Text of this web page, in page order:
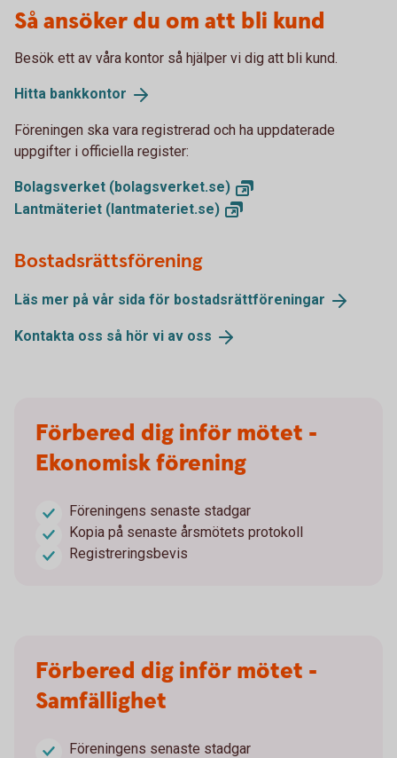
Så ansöker du om att bli kund
Besök ett av våra kontor så hjälper vi dig att bli kund.
Hitta bankkontor
Föreningen ska vara registrerad och ha uppdaterade
uppgifter i officiella register:
Bolagsverket (bolagsverket.se)
Lantmäteriet (lantmateriet.se)
Bostadsrättsförening
Läs mer på vår sida för bostadsrättföreningar
Kontakta oss så hör vi av oss
Förbered dig inför mötet -
Ekonomisk förening
Föreningens senaste stadgar
Kopia på senaste årsmötets protokoll
Registreringsbevis
Förbered dig inför mötet -
Samfällighet
Föreningens senaste stadgar